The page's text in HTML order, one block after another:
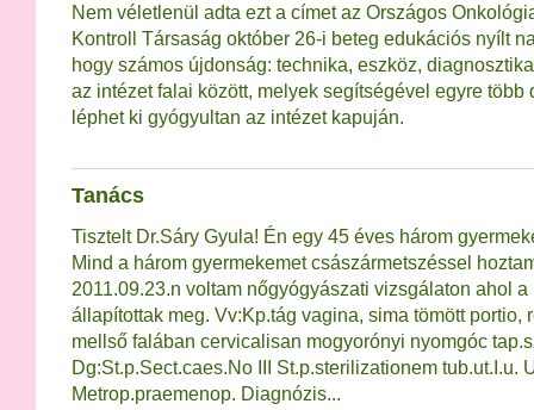
Nem véletlenül adta ezt a címet az Országos
Kontroll Társaság október 26-i beteg edukációs nyílt
hogy számos újdonság: technika, eszköz,
az intézet falai között, melyek segítségével egyre több
léphet ki gyógyultan az intézet kapuján.
Tanács
Tisztelt Dr.Sáry Gyula! Én egy 45 éves három
Mind a három gyermekemet császármetszéssel
2011.09.23.n voltam nőgyógyászati vizsgálaton ahol a
állapítottak meg. Vv:Kp.tág vagina, sima tömött portio,
mellső falában cervicalisan mogyorónyi nyomgóc
Dg:St.p.Sect.caes.No III St.p.sterilizationem tub.ut.I.u.
Metrop.praemenop. Diagnózis...